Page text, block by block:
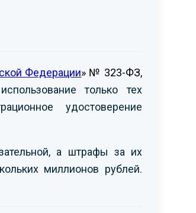
Федерации» № 323-ФЗ,
только тех
удостоверение
а штрафы за их
миллионов рублей.